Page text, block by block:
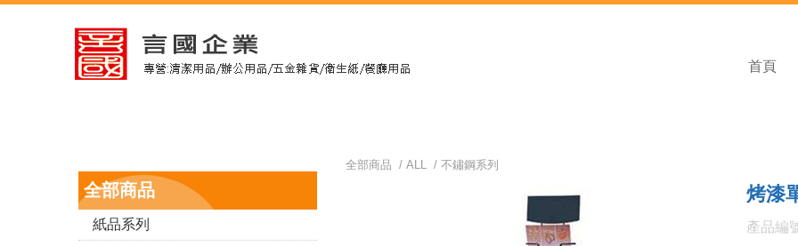
首頁
全部商品
紙品系列
全部商品 / ALL / 不鏽鋼系列
烤漆
產品編